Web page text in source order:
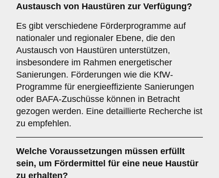
Austausch von Haustüren zur Verfügung?
Es gibt verschiedene Förderprogramme auf
nationaler und regionaler Ebene, die den
Austausch von Haustüren unterstützen,
insbesondere im Rahmen energetischer
Sanierungen. Förderungen wie die KfW-
Programme für energieeffiziente Sanierungen
oder BAFA-Zuschüsse können in Betracht
gezogen werden. Eine detaillierte Recherche ist
zu empfehlen.
Welche Voraussetzungen müssen erfüllt
sein, um Fördermittel für eine neue Haustür
zu erhalten?